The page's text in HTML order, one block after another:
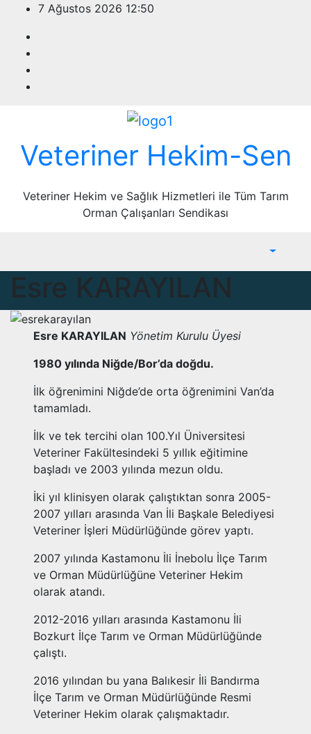
content
7 Ağustos 2026 12:50
Veteriner Hekim-Sen
Veteriner Hekim ve Sağlık Hizmetleri ile Tüm Tarım
Orman Çalışanları Sendikası
Esre KARAYILAN
Esre KARAYILAN Yönetim Kurulu Üyesi
1980 yılında Niğde/Bor’da doğdu.
İlk öğrenimini Niğde’de orta öğrenimini Van’da
tamamladı.
İlk ve tek tercihi olan 100.Yıl Üniversitesi
Veteriner Fakültesindeki 5 yıllık eğitimine
başladı ve 2003 yılında mezun oldu.
İki yıl klinisyen olarak çalıştıktan sonra 2005-
2007 yılları arasında Van İli Başkale Belediyesi
Veteriner İşleri Müdürlüğünde görev yaptı.
2007 yılında Kastamonu İli İnebolu İlçe Tarım
ve Orman Müdürlüğüne Veteriner Hekim
olarak atandı.
2012-2016 yılları arasında Kastamonu İli
Bozkurt İlçe Tarım ve Orman Müdürlüğünde
çalıştı.
2016 yılından bu yana Balıkesir İli Bandırma
İlçe Tarım ve Orman Müdürlüğünde Resmi
Veteriner Hekim olarak çalışmaktadır.